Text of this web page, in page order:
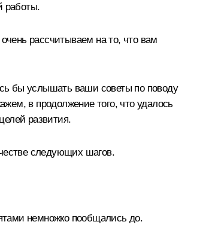
работы.
рассчитываем на то, что вам
бы услышать ваши советы по поводу
в продолжение того, что удалось
развития.
следующих шагов.
немножко пообщались до.